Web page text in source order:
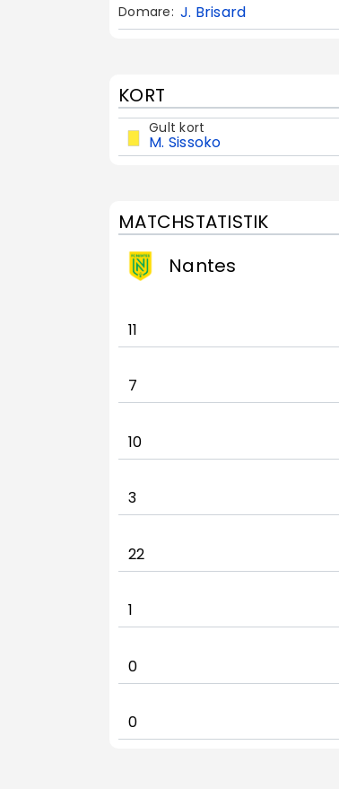
Domare: J. Brisard
KORT
Gult kort
M. Sissoko
MATCHSTATISTIK
Nantes
11
7
10
3
22
1
0
0